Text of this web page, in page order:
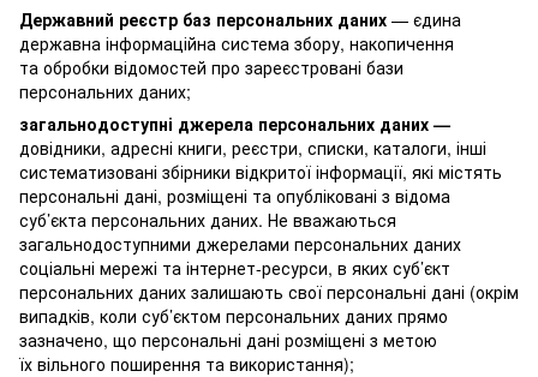
Державний реєстр баз персональних даних — єдина
державна інформаційна система збору, накопичення
та обробки відомостей про зареєстровані бази
персональних даних;
загальнодоступні джерела персональних даних —
довідники, адресні книги, реєстри, списки, каталоги, інші
систематизовані збірники відкритої інформації, які містять
персональні дані, розміщені та опубліковані з відома
суб’єкта персональних даних. Не вважаються
загальнодоступними джерелами персональних даних
соціальні мережі та інтернет-ресурси, в яких суб’єкт
персональних даних залишають свої персональні дані (окрім
випадків, коли суб’єктом персональних даних прямо
зазначено, що персональні дані розміщені з метою
їх вільного поширення та використання);